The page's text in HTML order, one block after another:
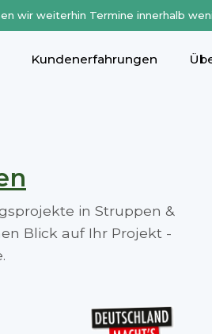
wir weiterhin Termine innerhalb
Kundenerfahrungen
in Struppen &
Blick auf Ihr Projekt -